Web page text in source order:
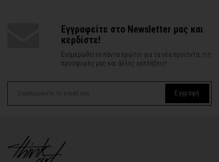
Εγγραφείτε στο Newsletter μας και
κερδίστε!
Ενημερωθείτε πάντα πρώτοι για τα νέα προϊόντα, τις
προσφορές μας και άλλες εκπλήξεις!
Εγγραφή